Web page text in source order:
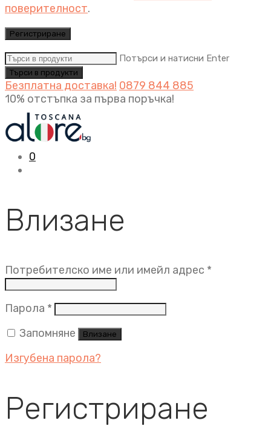
поверителност.
Регистриране
Потърси и натисни Enter
Безплатна доставка! 0879 844 885
10% отстъпка за първа поръчка!
0
Влизане
Потребителско име или имейл адрес *
Парола * Задължително
Запомняне
Влизане
Изгубена парола?
Регистриране